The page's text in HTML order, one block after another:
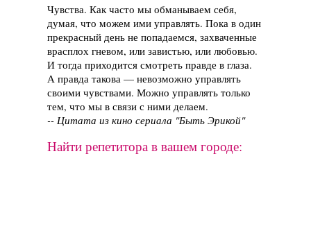
Чувства. Как часто мы обманываем себя,
думая, что можем ими управлять. Пока в один
прекрасный день не попадаемся, захваченные
врасплох гневом, или завистью, или любовью.
И тогда приходится смотреть правде в глаза.
А правда такова — невозможно управлять
своими чувствами. Можно управлять только
тем, что мы в связи с ними делаем.
-- Цитата из кино сериала "Быть Эрикой"
Найти репетитора в вашем городе: